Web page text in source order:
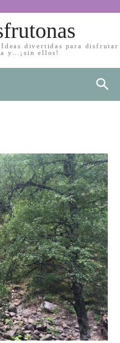
divertidas para disfrutar
y…¡sin ellos!